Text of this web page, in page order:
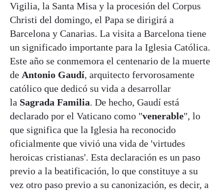
Vigilia, la Santa Misa y la procesión del Corpus
Christi del domingo, el Papa se dirigirá a
Barcelona y Canarias. La visita a Barcelona tiene
un significado importante para la Iglesia Católica.
Este año se conmemora el centenario de la muerte
de Antonio Gaudí, arquitecto fervorosamente
católico que dedicó su vida a desarrollar
la Sagrada Familia. De hecho, Gaudí está
declarado por el Vaticano como "venerable", lo
que significa que la Iglesia ha reconocido
oficialmente que vivió una vida de 'virtudes
heroicas cristianas'. Esta declaración es un paso
previo a la beatificación, lo que constituye a su
vez otro paso previo a su canonización, es decir, a